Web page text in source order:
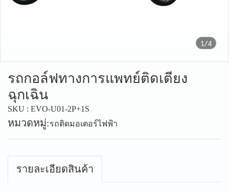
1/4
รถกอล์ฟทางการแพทย์ติดเตียง
ฉุกเฉิน
SKU : EVO-U01-2P+1S
หมวดหมู่:รถติดมอเตอร์ไฟฟ้า
รายละเอียดสินค้า